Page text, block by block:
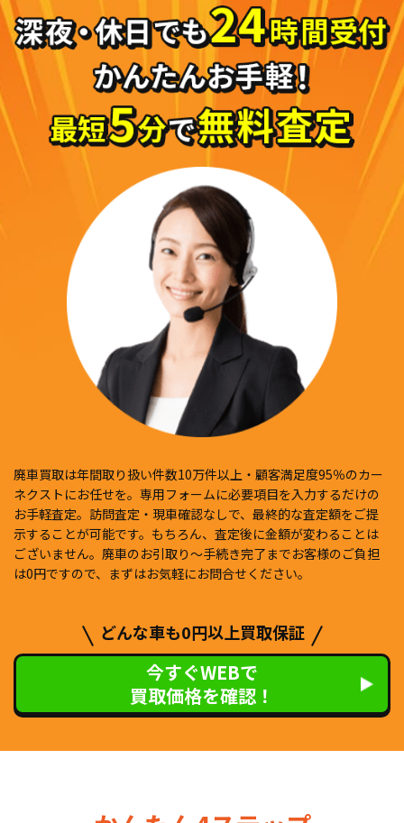
廃車買取は年間取り扱い件数10万件以上・顧客満足度95％のカー
ネクストにお任せを。専用フォームに必要項目を入力するだけの
お手軽査定。訪問査定・現車確認なしで、最終的な査定額をご提
示することが可能です。もちろん、査定後に金額が変わることは
ございません。廃車のお引取り〜手続き完了までお客様のご負担
は0円ですので、まずはお気軽にお問合せください。
どんな車も0円以上買取保証
今すぐWEBで
買取価格を確認！